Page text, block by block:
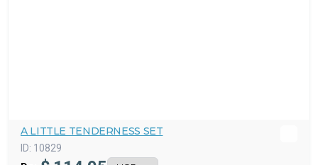
A LITTLE TENDERNESS SET
ID: 10829